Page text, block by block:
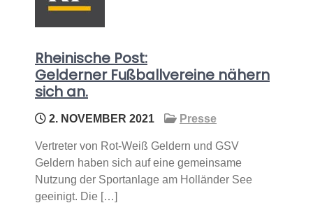
Rheinische Post:
Gelderner Fußballvereine nähern
sich an.
2. NOVEMBER 2021 Presse
Vertreter von Rot-Weiß Geldern und GSV
Geldern haben sich auf eine gemeinsame
Nutzung der Sportanlage am Holländer See
geeinigt. Die […]